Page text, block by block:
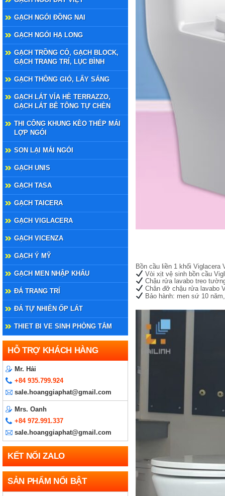
GẠCH NGÓI ĐỒNG NAI
GẠCH NGÓI HẠ LONG
GẠCH TRỒNG CỎ, GẠCH BLOCK,
GẠCH TRANG TRÍ, LỤC BÌNH
GẠCH THÔNG GIÓ, LẤY SÁNG
GẠCH LÁT VỈA HÈ TERRAZZO,
GẠCH LÁT BÊ TÔNG TỰ CHÈN
THI CÔNG KHUNG KÈO THÉP MÁI
LỢP NGÓI
SON LẠI MÁI NGÓI
GẠCH UNIS
GẠCH TASA
GẠCH TAICERA
GẠCH VIGLACERA
GẠCH VICENZA
GẠCH Ý MỸ
GẠCH MEN NHẬP KHẨU
ĐÁ TRANG TRÍ
ĐÁ TỰ NHIÊN ỐP LÁT
THIET BI VE SINH PHÒNG TẮM
HỖ TRỢ KHÁCH HÀNG
Mr. Hải
+84 935.799.924
sale.hoanggiaphat@gmail.com
Mrs. Oanh
+84 972.991.337
sale.hoanggiaphat@gmail.com
KẾT NỐI ZALO
SẢN PHẨM NỔI BẬT
Bồn cầu liền 1 khối Viglacera
Vòi xịt vệ sinh bồn cầu
Chậu rửa lavabo treo
Chân đỡ chậu rửa lavabo
Bảo hành: men sứ 10